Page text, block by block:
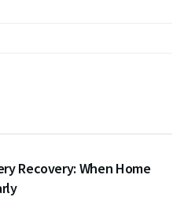
Recovery: When Home